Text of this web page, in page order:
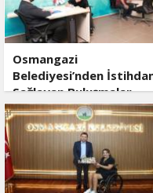
Osmangazi
Belediyesi’nden
Sağlayan Buluşmalar